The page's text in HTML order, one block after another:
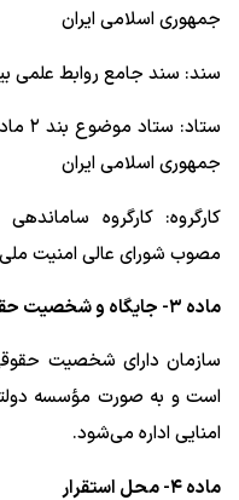
جمهوری اسلامی ایران
سند: سند جامع روابط علمی
جمهوری اسلامی ایران
کارگروه: کارگروه
مصوب شورای عالی امنیت ملی
ماده ۳- جایگاه و شخصیت حقوقی
سازمان دارای شخصیت
است و به صورت مؤسسه
امنایی اداره می‌شود.
ماده ۴- محل استقرار